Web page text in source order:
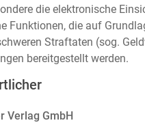
die elektronische
Funktionen, die auf
Straftaten (sog.
bereitgestellt werden.
Verlag GmbH